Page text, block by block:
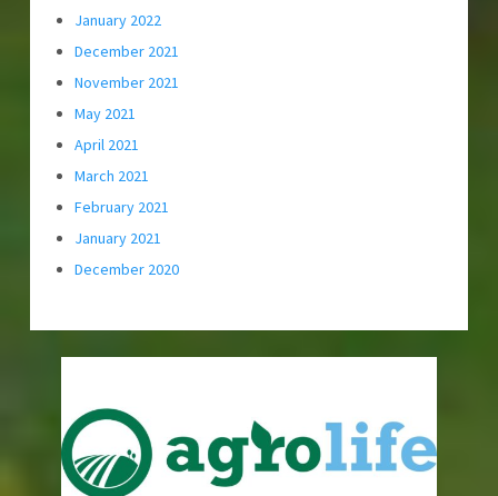
January 2022
December 2021
November 2021
May 2021
April 2021
March 2021
February 2021
January 2021
December 2020